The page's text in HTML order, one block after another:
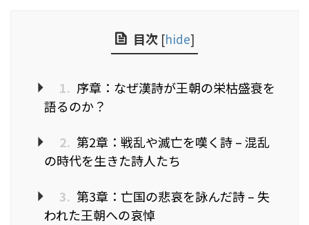
目次 [hide]
1. 序章：なぜ漢詩が王朝の栄枯盛衰を
語るのか？
2. 第2章：戦乱や滅亡を嘆く詩 – 混乱
の時代を生きた詩人たち
3. 第3章：亡国の悲哀を詠んだ詩 – 失
われた王朝への哀悼